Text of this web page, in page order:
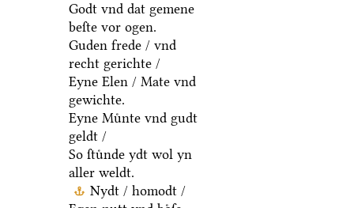
Godt vnd dat gemene
beſte vor ogen.
Guden frede / vnd
recht gerichte /
Eyne Elen / Mate vnd
gewichte.
Eyne Muͤnte vnd gudt
geldt /
So ſtuͤnde ydt wol yn
aller weldt.
Nydt / homodt /